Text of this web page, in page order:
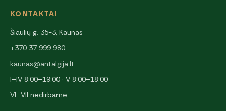
KONTAKTAI
Šiaulių g. 35-3, Kaunas
+370 37 999 980
kaunas@antalgija.lt
I–IV 8:00–19:00 · V 8:00–18:00
VI–VII nedirbame